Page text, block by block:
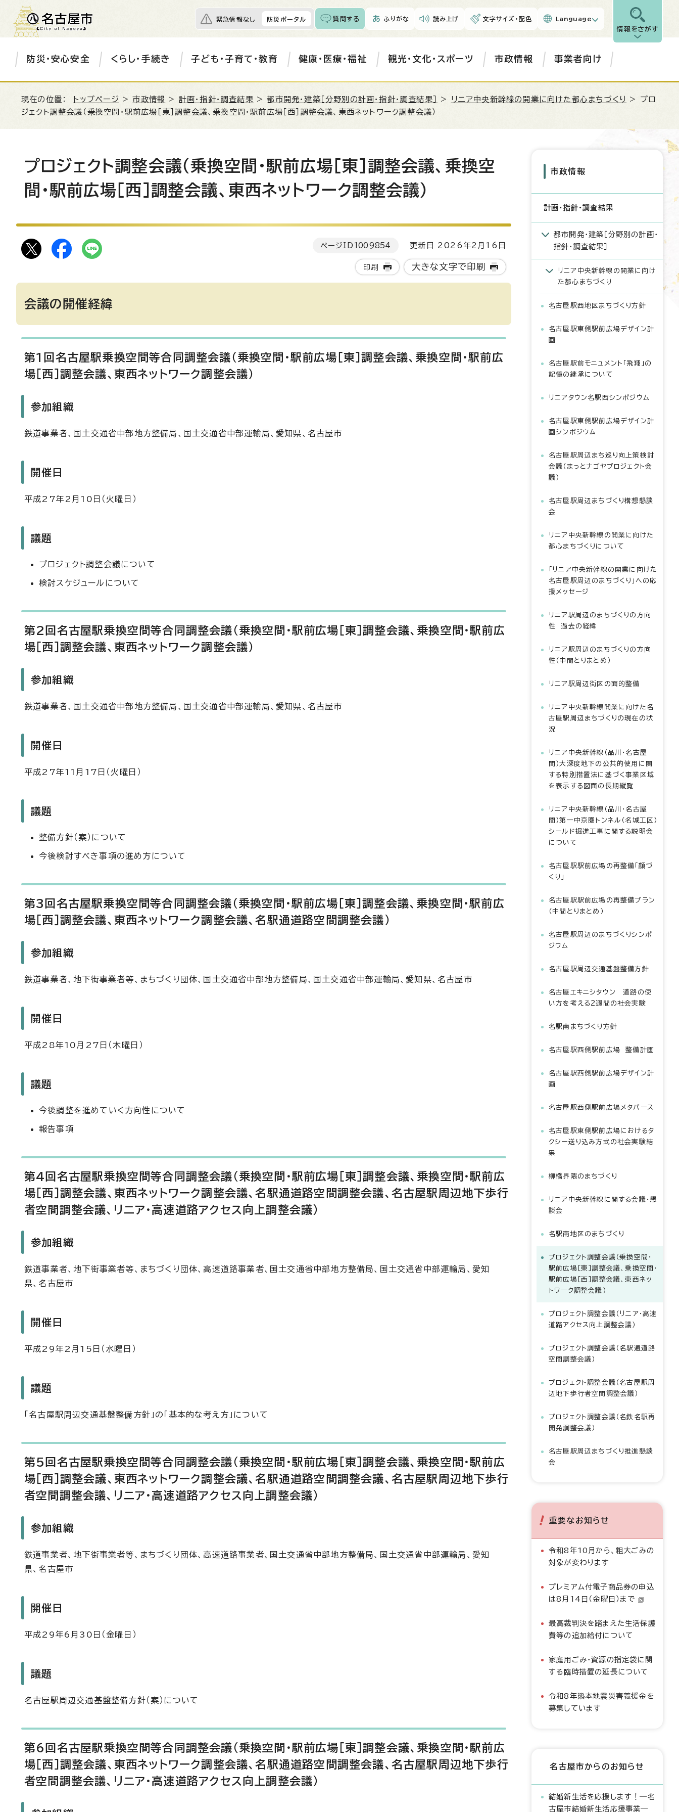
緊急情報なし 防災ポータル 質問する ふりがな 読み上げ 文字サイズ・配色 Language
情報をさがす
防災・安心安全 くらし・手続き 子ども・子育て・教育 健康・医療・福祉 観光・文化・スポーツ 市政情報 事業者向け
現在の位置： トップページ >市政情報 > 計画・指針・調査結果 >都市開発・建築［分野別の計画・指針・調査結果］ > リニア中央新幹線の開業に向けた都心まちづくり
> プロ
ジェクト調整会議（乗換空間・駅前広場［東］調整会議、乗換空間・駅前広場［西］調整会議、東西ネットワーク調整会議）
プロジェクト調整会議（乗換空間・駅前広場［東］調整会議、乗換空
間・駅前広場［西］調整会議、東西ネットワーク調整会議）
ページID 1009854 更新日 2026年2月16日
印刷 大きな文字で印刷
会議の開催経緯
第1回名古屋駅乗換空間等合同調整会議（乗換空間・駅前広場［東］調整会議、乗換空間・駅前広
場［西］調整会議、東西ネットワーク調整会議）
参加組織
鉄道事業者、国土交通省中部地方整備局、国土交通省中部運輸局、愛知県、名古屋市
開催日
平成27年2月10日（火曜日）
議題
プロジェクト調整会議について
検討スケジュールについて
第2回名古屋駅乗換空間等合同調整会議（乗換空間・駅前広場［東］調整会議、乗換空間・駅前広
場［西］調整会議、東西ネットワーク調整会議）
参加組織
鉄道事業者、国土交通省中部地方整備局、国土交通省中部運輸局、愛知県、名古屋市
開催日
平成27年11月17日（火曜日）
議題
整備方針（案）について
今後検討すべき事項の進め方について
第3回名古屋駅乗換空間等合同調整会議（乗換空間・駅前広場［東］調整会議、乗換空間・駅前広
場［西］調整会議、東西ネットワーク調整会議、名駅通道路空間調整会議）
参加組織
鉄道事業者、地下街事業者等、まちづくり団体、国土交通省中部地方整備局、国土交通省中部運輸局、愛知県、名古屋市
開催日
平成28年10月27日（木曜日）
議題
今後調整を進めていく方向性について
報告事項
第4回名古屋駅乗換空間等合同調整会議（乗換空間・駅前広場［東］調整会議、乗換空間・駅前広
場［西］調整会議、東西ネットワーク調整会議、名駅通道路空間調整会議、名古屋駅周辺地下歩行
者空間調整会議、リニア・高速道路アクセス向上調整会議）
参加組織
鉄道事業者、地下街事業者等、まちづくり団体、高速道路事業者、国土交通省中部地方整備局、国土交通省中部運輸局、愛知
県、名古屋市
開催日
平成29年2月15日（水曜日）
議題
「名古屋駅周辺交通基盤整備方針」の「基本的な考え方」について
第5回名古屋駅乗換空間等合同調整会議（乗換空間・駅前広場［東］調整会議、乗換空間・駅前広
場［西］調整会議、東西ネットワーク調整会議、名駅通道路空間調整会議、名古屋駅周辺地下歩行
者空間調整会議、リニア・高速道路アクセス向上調整会議）
参加組織
鉄道事業者、地下街事業者等、まちづくり団体、高速道路事業者、国土交通省中部地方整備局、国土交通省中部運輸局、愛知
県、名古屋市
開催日
平成29年6月30日（金曜日）
議題
名古屋駅周辺交通基盤整備方針（案）について
第6回名古屋駅乗換空間等合同調整会議（乗換空間・駅前広場［東］調整会議、乗換空間・駅前広
場［西］調整会議、東西ネットワーク調整会議、名駅通道路空間調整会議、名古屋駅周辺地下歩行
者空間調整会議、リニア・高速道路アクセス向上調整会議）
市政情報
計画・指針・調査結果
都市開発・建築［分野別の計画・
指針・調査結果］
リニア中央新幹線の開業に向け
た都心まちづくり
名古屋駅西地区まちづくり方針
名古屋駅東側駅前広場デザイン計
画
名古屋駅前モニュメント「飛翔」の
記憶の継承について
リニアタウン名駅西シンポジウム
名古屋駅東側駅前広場デザイン計
画シンポジウム
名古屋駅周辺まち巡り向上策検討
会議（まっとナゴヤプロジェクト会
議）
名古屋駅周辺まちづくり構想懇談
会
リニア中央新幹線の開業に向けた
都心まちづくりについて
「リニア中央新幹線の開業に向けた
名古屋駅周辺のまちづくり」への応
援メッセージ
リニア駅周辺のまちづくりの方向
性 過去の経緯
リニア駅周辺のまちづくりの方向
性（中間とりまとめ）
リニア駅周辺街区の面的整備
リニア中央新幹線開業に向けた名
古屋駅周辺まちづくりの現在の状
況
リニア中央新幹線（品川・名古屋
間）大深度地下の公共的使用に関
する特別措置法に基づく事業区域
を表示する図面の長期縦覧
リニア中央新幹線（品川・名古屋
間）第一中京圏トンネル（名城工区）
シールド掘進工事に関する説明会
について
名古屋駅駅前広場の再整備「顔づ
くり」
名古屋駅駅前広場の再整備プラン
（中間とりまとめ）
名古屋駅周辺のまちづくりシンポ
ジウム
名古屋駅周辺交通基盤整備方針
名古屋エキニシタウン 道路の使
い方を考える2週間の社会実験
名駅南まちづくり方針
名古屋駅西側駅前広場 整備計画
名古屋駅西側駅前広場デザイン計
画
名古屋駅西側駅前広場メタバース
名古屋駅東側駅前広場におけるタ
クシー送り込み方式の社会実験結
果
柳橋界隈のまちづくり
リニア中央新幹線に関する会議・懇
談会
名駅南地区のまちづくり
プロジェクト調整会議（乗換空間・
駅前広場［東］調整会議、乗換空間・
駅前広場［西］調整会議、東西ネッ
トワーク調整会議）
プロジェクト調整会議（リニア・高速
道路アクセス向上調整会議）
プロジェクト調整会議（名駅通道路
空間調整会議）
プロジェクト調整会議（名古屋駅周
辺地下歩行者空間調整会議）
プロジェクト調整会議（名鉄名駅再
開発調整会議）
名古屋駅周辺まちづくり推進懇談
会
重要なお知らせ
令和8年10月から、粗大ごみの
対象が変わります
プレミアム付電子商品券の申込
は8月14日（金曜日）まで
最高裁判決を踏まえた生活保護
費等の追加給付について
家庭用ごみ・資源の指定袋に関
する臨時措置の延長について
令和8年熊本地震災害義援金を
募集しています
名古屋市からのお知らせ
結婚新生活を応援します！―名
古屋市結婚新生活応援事業―